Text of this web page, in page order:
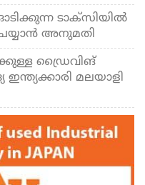
ടാക്‌സിയില്‍
അനുമതി
ഡ്രൈവിങ്
മലയാളി